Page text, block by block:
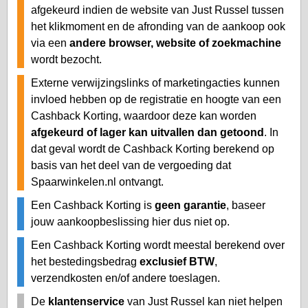
afgekeurd indien de website van Just Russel tussen
het klikmoment en de afronding van de aankoop ook
via een andere browser, website of zoekmachine
wordt bezocht.
Externe verwijzingslinks of marketingacties kunnen
invloed hebben op de registratie en hoogte van een
Cashback Korting, waardoor deze kan worden
afgekeurd of lager kan uitvallen dan getoond . In
dat geval wordt de Cashback Korting berekend op
basis van het deel van de vergoeding dat
Spaarwinkelen.nl ontvangt.
Een Cashback Korting is geen garantie, baseer
jouw aankoopbeslissing hier dus niet op.
Een Cashback Korting wordt meestal berekend over
het bestedingsbedrag exclusief BTW,
verzendkosten en/of andere toeslagen.
De klantenservice van Just Russel kan niet helpen